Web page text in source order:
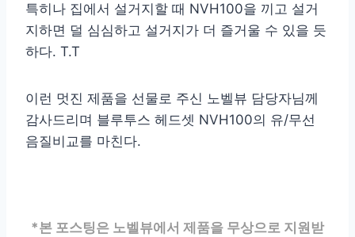
특히나 집에서 설거지할 때 NVH100을 끼고 설거
지하면 덜 심심하고 설거지가 더 즐거울 수 있을 듯
하다. T.T
이런 멋진 제품을 선물로 주신 노벨뷰 담당자님께
감사드리며 블루투스 헤드셋 NVH100의 유/무선
음질비교를 마친다.
*본 포스팅은 노벨뷰에서 제품을 무상으로 지원받